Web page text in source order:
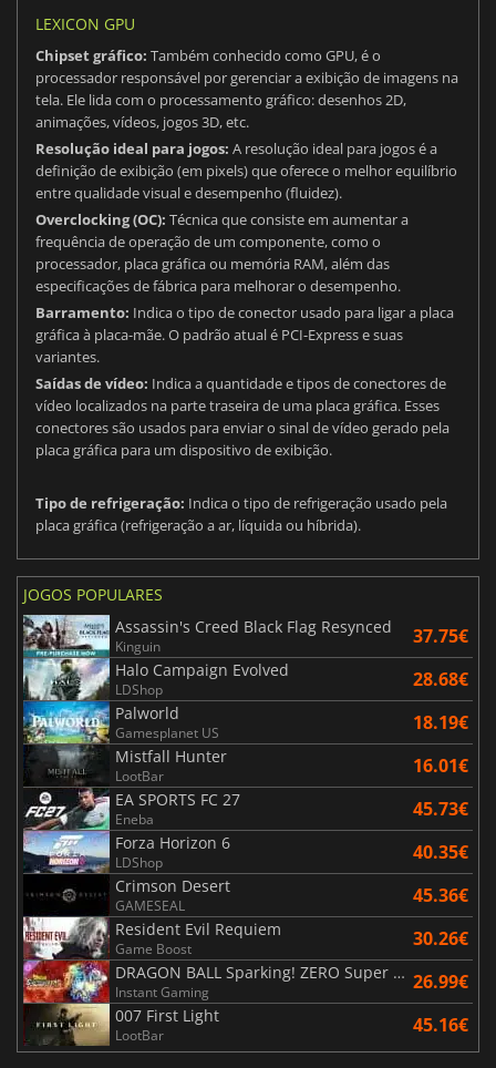
LEXICON GPU
Chipset gráfico: Também conhecido como GPU, é o
processador responsável por gerenciar a exibição de imagens na
tela. Ele lida com o processamento gráfico: desenhos 2D,
animações, vídeos, jogos 3D, etc.
Resolução ideal para jogos: A resolução ideal para jogos é a
definição de exibição (em pixels) que oferece o melhor equilíbrio
entre qualidade visual e desempenho (fluidez).
Overclocking (OC): Técnica que consiste em aumentar a
frequência de operação de um componente, como o
processador, placa gráfica ou memória RAM, além das
especificações de fábrica para melhorar o desempenho.
Barramento: Indica o tipo de conector usado para ligar a placa
gráfica à placa-mãe. O padrão atual é PCI-Express e suas
variantes.
Saídas de vídeo: Indica a quantidade e tipos de conectores de
vídeo localizados na parte traseira de uma placa gráfica. Esses
conectores são usados para enviar o sinal de vídeo gerado pela
placa gráfica para um dispositivo de exibição.
Tipo de refrigeração: Indica o tipo de refrigeração usado pela
placa gráfica (refrigeração a ar, líquida ou híbrida).
JOGOS POPULARES
Assassin's Creed Black Flag Resynced
Kinguin 37.75€
Halo Campaign Evolved
LDShop 28.68€
Palworld
Gamesplanet US 18.19€
Mistfall Hunter
LootBar 16.01€
EA SPORTS FC 27
Eneba 45.73€
Forza Horizon 6
LDShop 40.35€
Crimson Desert
GAMESEAL 45.36€
Resident Evil Requiem
Game Boost 30.26€
DRAGON BALL Sparking! ZERO Super Limit Breaking NEO
Instant Gaming 26.99€
007 First Light
LootBar 45.16€